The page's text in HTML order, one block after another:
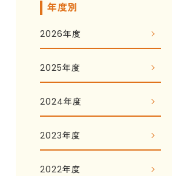
年度別
2026年度
2025年度
2024年度
2023年度
2022年度